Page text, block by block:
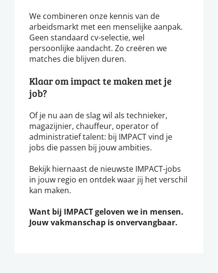
We combineren onze kennis van de
arbeidsmarkt met een menselijke aanpak.
Geen standaard cv-selectie, wel
persoonlijke aandacht. Zo creëren we
matches die blijven duren.
Klaar om impact te maken met je
job?
Of je nu aan de slag wil als technieker,
magazijnier, chauffeur, operator of
administratief talent: bij IMPACT vind je
jobs die passen bij jouw ambities.
Bekijk hiernaast de nieuwste IMPACT-jobs
in jouw regio en ontdek waar jij het verschil
kan maken.
Want bij IMPACT geloven we in mensen.
Jouw vakmanschap is onvervangbaar.